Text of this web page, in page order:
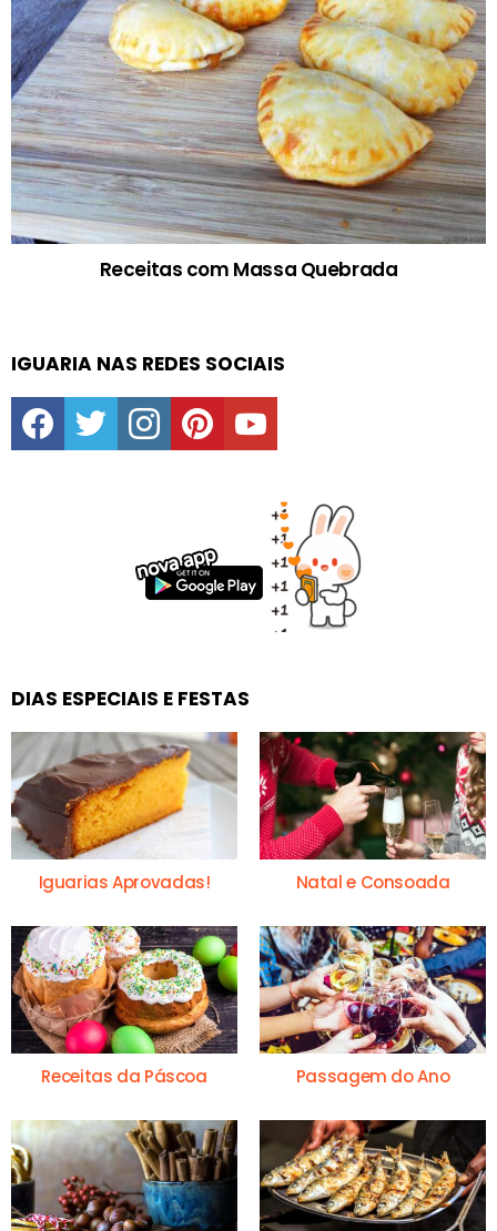
Receitas com Massa Quebrada
IGUARIA NAS REDES SOCIAIS
facebooktwitter instagrampinterestyoutube
DIAS ESPECIAIS E FESTAS
Iguarias Aprovadas! Natal e Consoada
Receitas da Páscoa Passagem do Ano